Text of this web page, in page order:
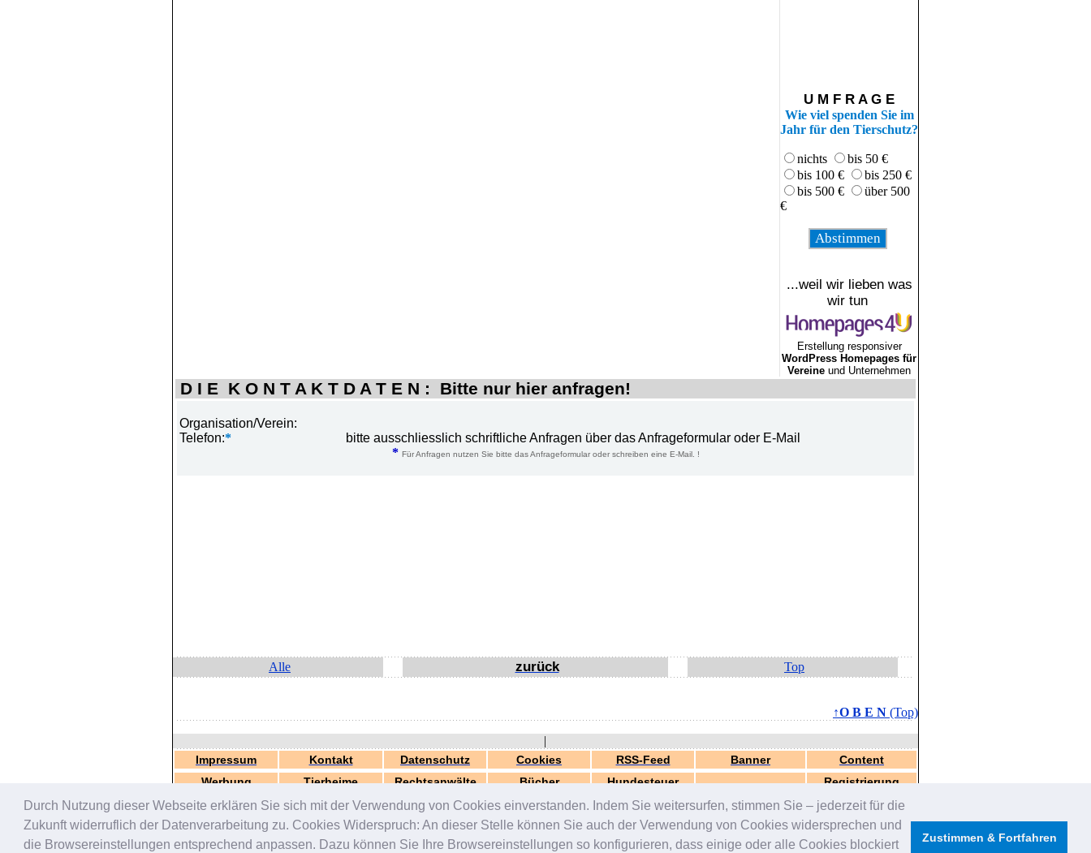
Durch Nutzung dieser Webseite erklären Sie sich mit der Verwendung von Cookies einverstanden. Indem Sie weitersurfen, stimmen Sie – jederzeit für die
Zukunft widerruflich der Datenverarbeitung zu. Cookies Widerspruch: An dieser Stelle können Sie auch der Verwendung von Cookies widersprechen und
die Browsereinstellungen entsprechend anpassen. Dazu können Sie Ihre Browsereinstellungen so konfigurieren, dass einige oder alle Cookies blockiert
Zustimmen & Fortfahren
U M F R A G E
Wie viel spenden Sie im
Jahr für den Tierschutz?
nichts
bis 50 €
bis 100 €
bis 250 €
bis 500 €
über 500
€
...weil wir lieben was
wir tun
Erstellung responsiver
WordPress Homepages für
Vereine und Unternehmen
D I E K O N T A K T D A T E N : Bitte nur hier anfragen!
Organisation/Verein:
Telefon:*
bitte ausschliesslich schriftliche Anfragen über das Anfrageformular oder E-Mail
* Für Anfragen nutzen Sie bitte das Anfrageformular oder schreiben eine E-Mail. !
Alle zurück Top
↑O B E N (Top)
|
Impressum Kontakt Datenschutz Cookies RSS-Feed Banner
Content
Werbung
Tierheime Rechtsanwälte Bücher Hundesteuer Registrierung
generiert in 0.03 Sek.
© 2000-2026 by
ZERGportal